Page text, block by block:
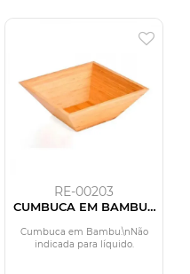
RE-00203
CUMBUCA EM BAMBU -
Cumbuca em Bambu.\nNão
indicada para líquido.